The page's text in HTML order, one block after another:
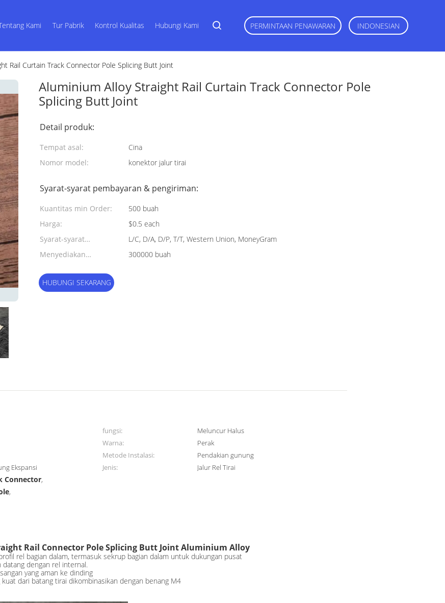
Kami Tur Pabrik Kontrol Kualitas Hubungi Kami PERMINTAAN PENAWARAN INDONESIAN
Rail Curtain Track Connector Pole Splicing Butt Joint
Aluminium Alloy Straight Rail Curtain Track Connector Pole
Splicing Butt Joint
Detail produk:
Tempat asal:
Cina
Nomor model:
konektor jalur tirai
Syarat-syarat pembayaran & pengiriman:
Kuantitas min Order:
500 buah
Harga:
$0.5 each
Syarat-syarat
pembayaran:
L/C, D/A, D/P, T/T, Western Union, MoneyGram
Menyediakan
300000 buah
HUBUNGI SEKARANG
fungsi:
Meluncur Halus
Warna:
Perak
Metode Instalasi:
Pendakian gunung
Ekspansi Jenis:
Jalur Rel Tirai
Connector,
,
Rail Connector Pole Splicing Butt Joint Aluminium Alloy
rel bagian dalam, termasuk sekrup bagian dalam untuk dukungan pusat
dengan rel internal.
yang aman ke dinding
dari batang tirai dikombinasikan dengan benang M4